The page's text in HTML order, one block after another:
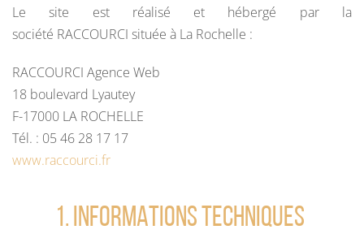
Le site est réalisé et hébergé par la
société RACCOURCI située à La Rochelle :
RACCOURCI Agence Web
18 boulevard Lyautey
F-17000 LA ROCHELLE
Tél. : 05 46 28 17 17
www.raccourci.fr
1. INFORMATIONS TECHNIQUES